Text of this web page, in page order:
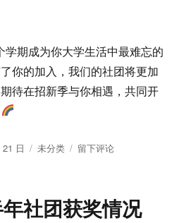
学期成为你大学生活中最难忘的
你的加入，我们的社团将更加
待在招新季与你相遇，共同开
日
分
未分类
于
留下评论
社团获奖情况